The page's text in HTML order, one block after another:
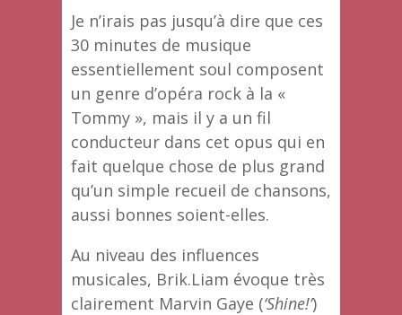
Je n’irais pas jusqu’à dire que ces
30 minutes de musique
essentiellement soul composent
un genre d’opéra rock à la «
Tommy », mais il y a un fil
conducteur dans cet opus qui en
fait quelque chose de plus grand
qu’un simple recueil de chansons,
aussi bonnes soient-elles.
Au niveau des influences
musicales, Brik.Liam évoque très
clairement Marvin Gaye (‘Shine!’)